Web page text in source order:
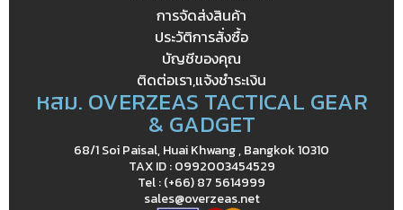
การจัดส่งสินค้า
ประวัติการสั่งซื้อ
บัญชีของคุณ
ติดต่อเรา,แจ้งชำระเงิน
หสม. OVERZEAS TACTICAL GEAR
& GADGET
68/1 Soi Paisal, Huai Khwang , Bangkok 10310
TAX ID : 0992003454529
Tel : (+66) 87 5614999
sales@overzeas.net